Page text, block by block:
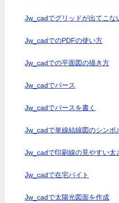
Jw_cadでグリッドが出てこな
Jw_cadでのPDFの使い方
Jw_cadでの平面図の描き方
Jw_cadでパース
Jw_cadでパースを書く
Jw_cadで単線結線図のシンボ
Jw_cadで印刷線の見やすい太
Jw_cadで在宅バイト
Jw_cadで太陽光図面を作成